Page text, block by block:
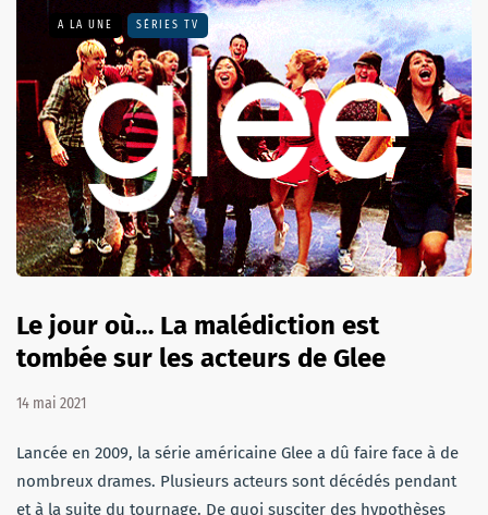
A LA UNE SÉRIES TV
Le jour où… La malédiction est
tombée sur les acteurs de Glee
14 mai 2021
Lancée en 2009, la série américaine Glee a dû faire face à de
nombreux drames. Plusieurs acteurs sont décédés pendant
et à la suite du tournage. De quoi susciter des hypothèses